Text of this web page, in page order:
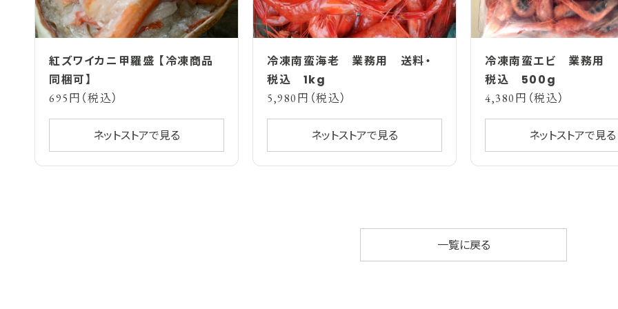
紅ズワイカニ甲羅盛 【冷凍商品
同梱可】
695円（税込）
ネットストアで見る
冷凍南蛮海老 業務用 送料・
税込 1kg
5,980円（税込）
ネットストアで見る
冷凍南蛮エビ 業務用
税込 500g
4,380円（税込）
ネットストアで見る
一覧に戻る